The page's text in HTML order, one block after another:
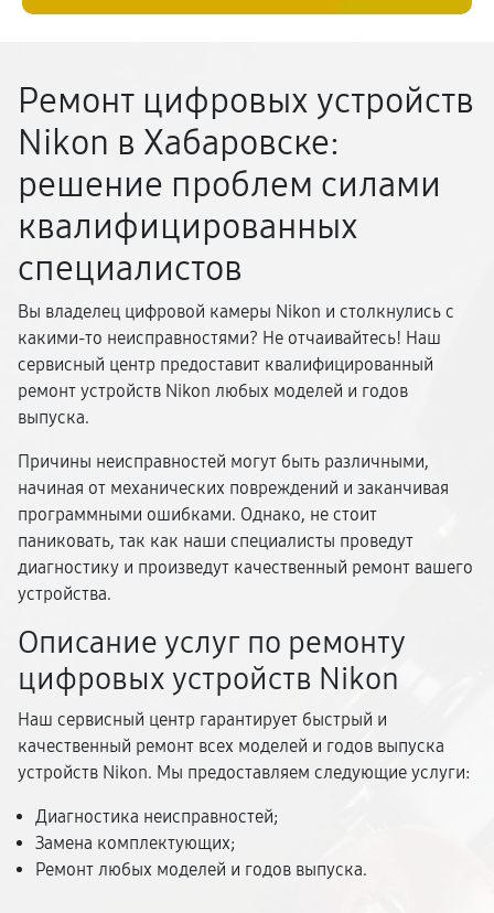
Ремонт цифровых устройств
Nikon в Хабаровске:
решение проблем силами
квалифицированных
специалистов
Вы владелец цифровой камеры Nikon и столкнулись с
какими-то неисправностями? Не отчаивайтесь! Наш
сервисный центр предоставит квалифицированный
ремонт устройств Nikon любых моделей и годов
выпуска.
Причины неисправностей могут быть различными,
начиная от механических повреждений и заканчивая
программными ошибками. Однако, не стоит
паниковать, так как наши специалисты проведут
диагностику и произведут качественный ремонт вашего
устройства.
Описание услуг по ремонту
цифровых устройств Nikon
Наш сервисный центр гарантирует быстрый и
качественный ремонт всех моделей и годов выпуска
устройств Nikon. Мы предоставляем следующие услуги:
Диагностика неисправностей;
Замена комплектующих;
Ремонт любых моделей и годов выпуска.